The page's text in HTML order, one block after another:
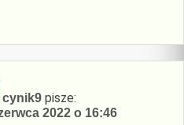
cynik9 pisze:
2022 o 16:46